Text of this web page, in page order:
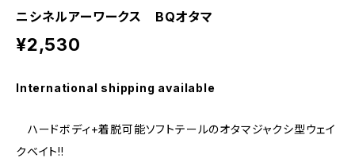
ニシネルアーワークス BQオタマ
¥2,530
International shipping available
ハードボディ+着脱可能ソフトテールのオタマジャクシ型ウェイ
クベイト!!